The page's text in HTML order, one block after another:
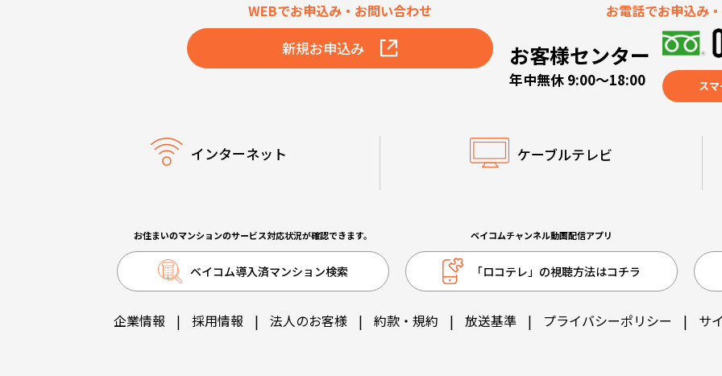
WEBでお申込み・お問い合わせ
新規お申込み
お電話でお申込み
お客様センター
年中無休 9:00～18:00 ス
インターネット ケーブルテレビ
お住まいのマンションのサービス対応状況が確認できます。
ベイコム導入済マンション検索
ベイコムチャンネル動画配信アプリ
「ロコテレ」の視聴方法はコチラ
企業情報 | 採用情報 | 法人のお客様 | 約款・規約 | 放送基準 | プライバシーポリシー | サ